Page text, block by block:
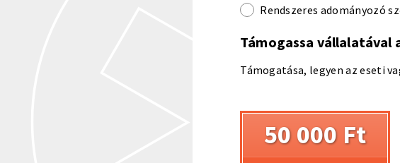
Rendszeres adományozó
Támogassa vállalatával
Támogatása, legyen az eseti
50 000 Ft